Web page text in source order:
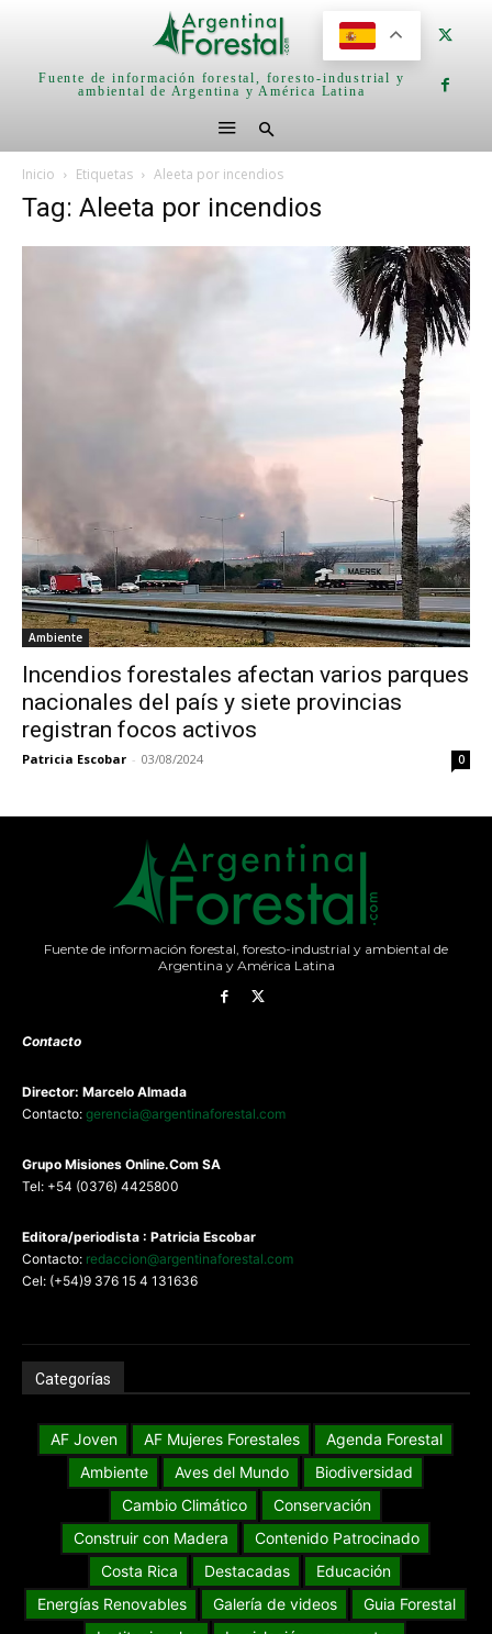
Fuente de información forestal, foresto-industrial y
ambiental de Argentina y América Latina
Inicio Etiquetas Aleeta por incendios
Tag: Aleeta por incendios
Ambiente
Incendios forestales afectan varios parques
nacionales del país y siete provincias
registran focos activos
Patricia Escobar - 03/08/2024 0
Fuente de información forestal, foresto-industrial y ambiental de
Argentina y América Latina
Contacto
Director: Marcelo Almada
Contacto: gerencia@argentinaforestal.com
Grupo Misiones Online.Com SA
Tel: +54 (0376) 4425800
Editora/periodista : Patricia Escobar
Contacto: redaccion@argentinaforestal.com
Cel: (+54)9 376 15 4 131636
Categorías
AF Joven AF Mujeres Forestales
Agenda Forestal
Ambiente
Aves del Mundo
Biodiversidad
Cambio Climático
Conservación
Construir con Madera
Contenido Patrocinado
Costa Rica
Destacadas
Educación
Energías Renovables
Galería de videos
Guia Forestal